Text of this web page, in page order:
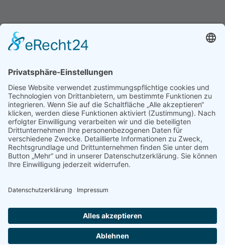
Hinweis an unsere Leser: Wir erstellen für Sie
Informationsseiten. Die Informationen enthalten Affiliate
links zu Amazon, in diesem Zusammenhang erhalten wir
von Partnern eine Provision, sofern ein Kauf zustande
kommt. Für Sie ändert sich dadurch nichts.
Amazon und verdient als Amazon Partner an qualifizierten Verkäufen.
© 2026 FODMAP info – Alle Rechte vorbehalten.